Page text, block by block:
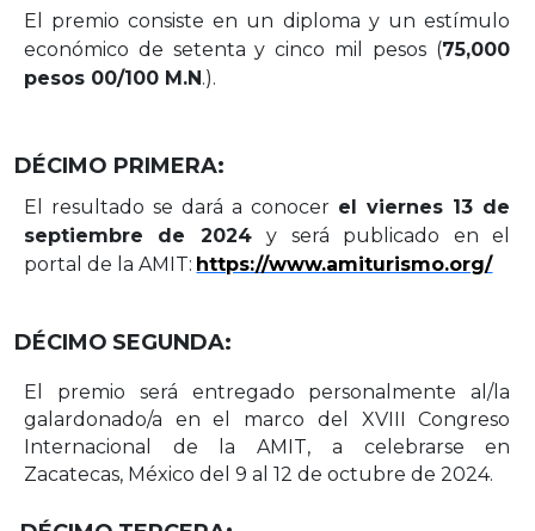
El premio consiste en un diploma y un estímulo
económico de setenta y cinco mil pesos (75,000
pesos 00/100 M.N.).
DÉCIMO PRIMERA:
El resultado se dará a conocer el viernes 13 de
septiembre de 2024y será publicado en
el
portal de la AMIT: https://www.amiturismo.org/
DÉCIMO SEGUNDA:
El premio será entregado personalmente al/la
galardonado/a en el marco del XVIII Congreso
Internacional de la AMIT, a celebrarse en
Zacatecas, México del 9 al 12 de octubre de 2024.